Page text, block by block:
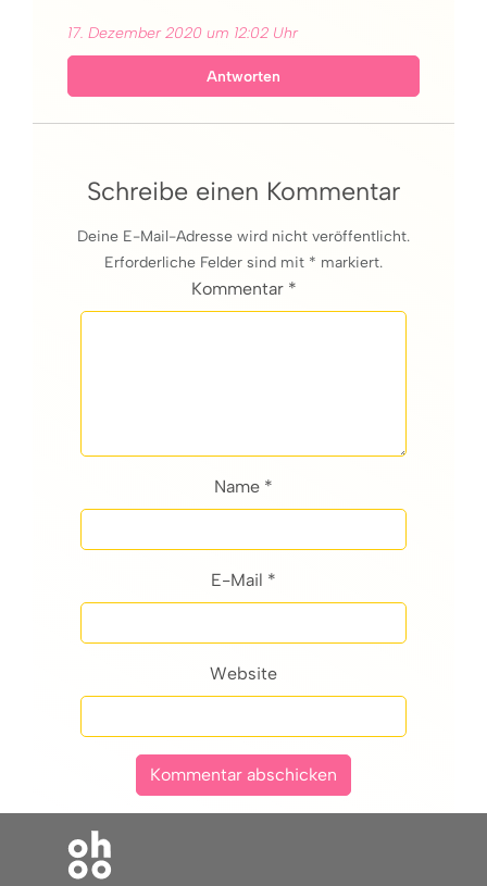
17. Dezember 2020 um 12:02 Uhr
Antworten
Schreibe einen Kommentar
Deine E-Mail-Adresse wird nicht veröffentlicht.
Erforderliche Felder sind mit * markiert.
Kommentar *
Name *
E-Mail *
Website